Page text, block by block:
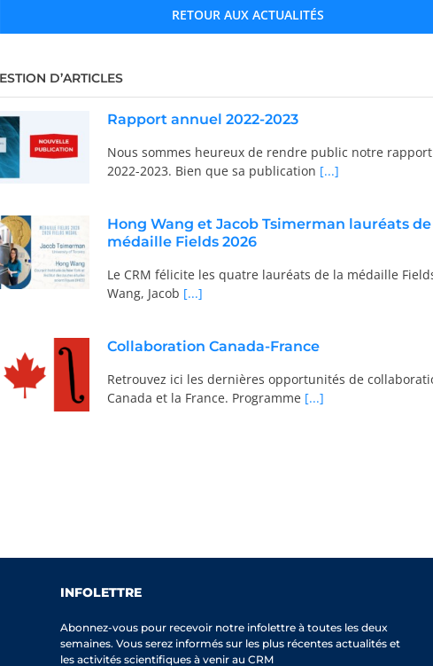
RETOUR AUX ACTUALITÉS
D’ARTICLES
Rapport annuel 2022-2023
Nous sommes heureux de rendre public notre
2022-2023. Bien que sa publication [...]
Hong Wang et Jacob Tsimerman lauréats de
médaille Fields 2026
Le CRM félicite les quatre lauréats de la médaille
Wang, Jacob [...]
Collaboration Canada-France
Retrouvez ici les dernières opportunités de
Canada et la France. Programme [...]
INFOLETTRE
Abonnez-vous pour recevoir notre infolettre à toutes les deux
semaines. Vous serez informés sur les plus récentes actualités et
les activités scientifiques à venir au CRM